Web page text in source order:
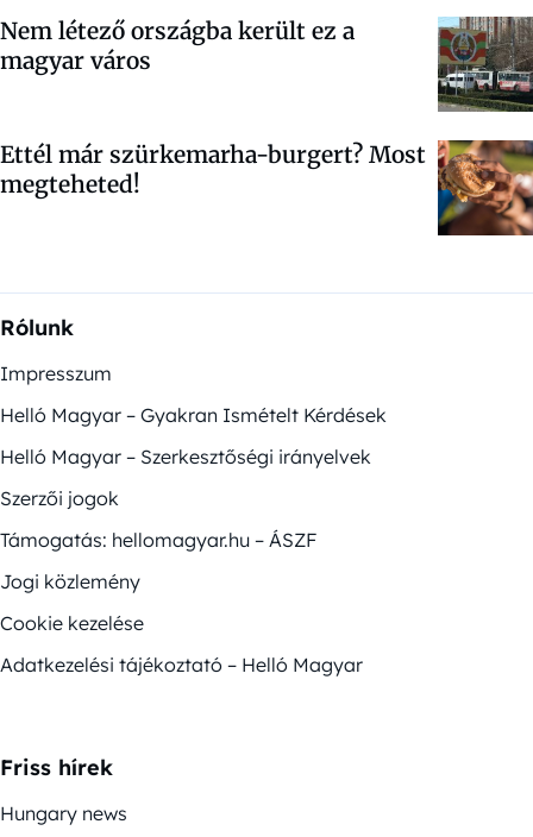
Nem létező országba került ez a
magyar város
Ettél már szürkemarha-burgert? Most
megteheted!
Rólunk
Impresszum
Helló Magyar – Gyakran Ismételt Kérdések
Helló Magyar – Szerkesztőségi irányelvek
Szerzői jogok
Támogatás: hellomagyar.hu – ÁSZF
Jogi közlemény
Cookie kezelése
Adatkezelési tájékoztató – Helló Magyar
Friss hírek
Hungary news